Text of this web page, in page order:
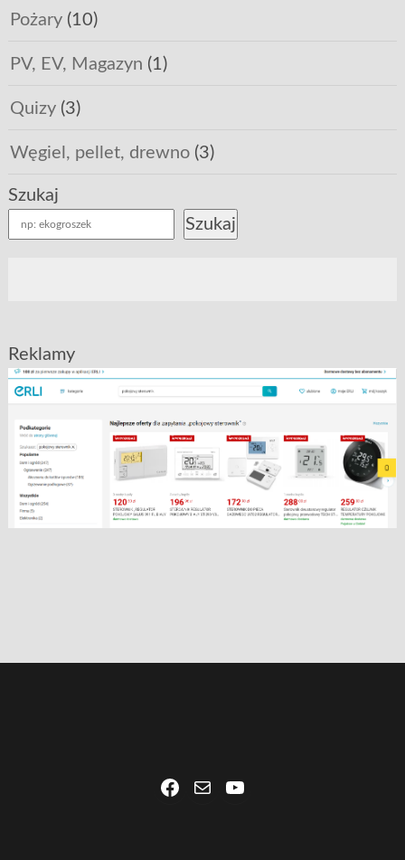
Pożary(10)
PV, EV, Magazyn (1)
Quizy(3)
Węgiel, pellet, drewno(3)
Szukaj
Szukaj
Reklamy
Facebook
Mail